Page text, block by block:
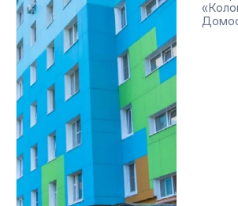
Разрешение на строительство (корп.
Разрешение на строительство (корп.
Разрешение на строительство (корп.
Разрешение на строительство (корп.
Разрешение на строительство (корп.
Разрешение на строительство (корп.
Разрешение на строительство (корп.
Разрешение на строительство (корп.
Разрешение на строительство (корп.
Разрешение на строительство (корп.
Разрешение на строительство (корп.
Разрешение на строительство (корп.
Разрешение на строительство (корп.
Разрешение на строительство (корп.
Разрешение на строительство (корп.